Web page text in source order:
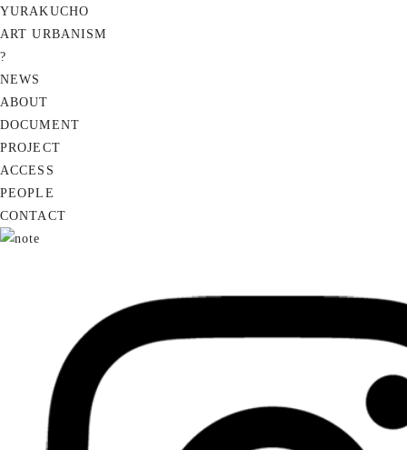
YURAKUCHO
ART URBANISM
?
NEWS
ABOUT
DOCUMENT
PROJECT
ACCESS
PEOPLE
CONTACT